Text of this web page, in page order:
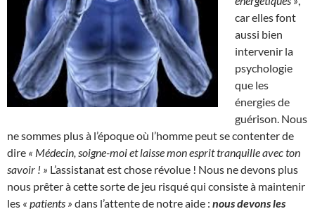
car elles font
aussi bien
intervenir la
psychologie
que les
énergies de
guérison. Nous
ne sommes plus à l’époque où l’homme peut se contenter de
dire « Médecin, soigne-moi et laisse mon esprit tranquille avec ton
savoir ! » L’assistanat est chose révolue ! Nous ne devons plus
nous prêter à cette sorte de jeu risqué qui consiste à maintenir
les « patients » dans l’attente de notre aide : nous devons les